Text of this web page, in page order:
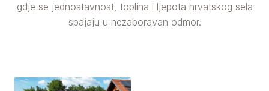
gdje se jednostavnost, toplina i ljepota hrvatskog sela
spajaju u nezaboravan odmor.